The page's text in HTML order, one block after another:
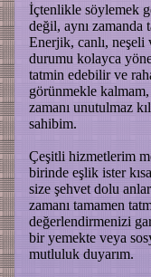
İçtenlikle söylemek
değil, aynı zamanda
Enerjik, canlı, neşeli
durumu kolayca
tatmin edebilir ve
görünmekle
zamanı unutulmaz
sahibim.
Çeşitli hizmetlerim
birinde eşlik ister
size şehvet dolu
zamanı tamamen
değerlendirmenizi
bir yemekte veya
mutluluk duyarım.